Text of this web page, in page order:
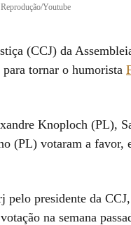
Reprodução/Youtube
(CCJ) da
tornar o humorista
Knoploch (PL),
(PL) votaram a
pelo presidente da
na semana